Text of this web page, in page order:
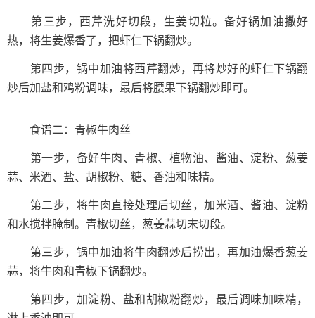
第三步，西芹洗好切段，生姜切粒。备好锅加油撒好
热，将生姜爆香了，把虾仁下锅翻炒。
第四步，锅中加油将西芹翻炒，再将炒好的虾仁下锅翻
炒后加盐和鸡粉调味，最后将腰果下锅翻炒即可。
食谱二：青椒牛肉丝
第一步，备好牛肉、青椒、植物油、酱油、淀粉、葱姜
蒜、米酒、盐、胡椒粉、糖、香油和味精。
第二步，将牛肉直接处理后切丝，加米酒、酱油、淀粉
和水搅拌腌制。青椒切丝，葱姜蒜切末切段。
第三步，锅中加油将牛肉翻炒后捞出，再加油爆香葱姜
蒜，将牛肉和青椒下锅翻炒。
第四步，加淀粉、盐和胡椒粉翻炒，最后调味加味精，